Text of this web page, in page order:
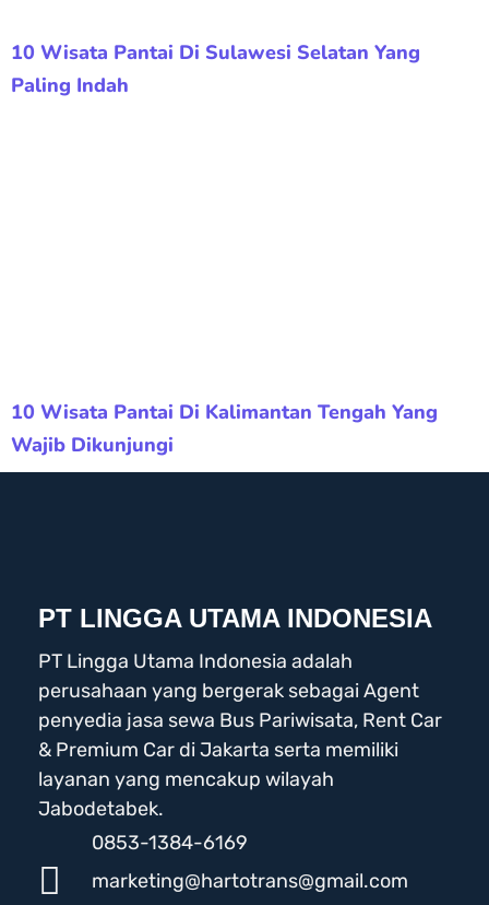
10 Wisata Pantai Di Sulawesi Selatan Yang
Paling Indah
10 Wisata Pantai Di Kalimantan Tengah Yang
Wajib Dikunjungi
PT LINGGA UTAMA INDONESIA
PT Lingga Utama Indonesia adalah
perusahaan yang bergerak sebagai Agent
penyedia jasa sewa Bus Pariwisata, Rent Car
& Premium Car di Jakarta serta memiliki
layanan yang mencakup wilayah
Jabodetabek.
0853-1384-6169
marketing@hartotrans@gmail.com